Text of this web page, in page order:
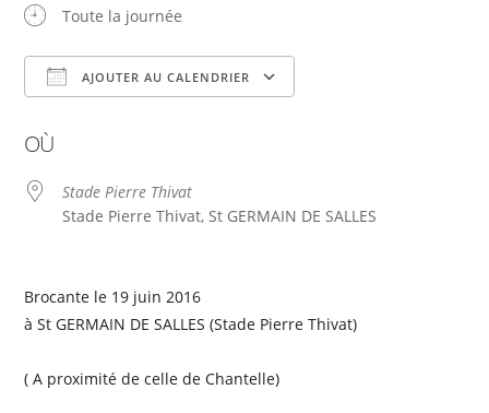
Toute la journée
AJOUTER AU CALENDRIER
OÙ
Stade Pierre Thivat
Stade Pierre Thivat, St GERMAIN DE SALLES
Brocante le 19 juin 2016
à St GERMAIN DE SALLES (Stade Pierre Thivat)
( A proximité de celle de Chantelle)